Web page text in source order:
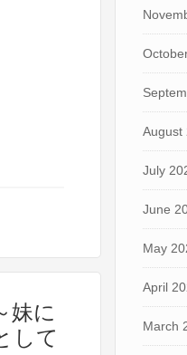
妹に
して
August
July
June
May
April
March